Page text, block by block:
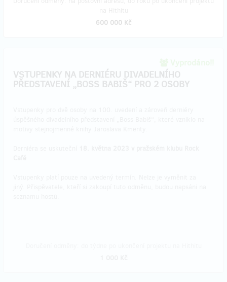
600 000 Kč
VSTUPENKY NA DERNIÉRU DIVADELNÍHO
PŘEDSTAVENÍ „BOSS BABIŠ“ PRO 2 OSOBY